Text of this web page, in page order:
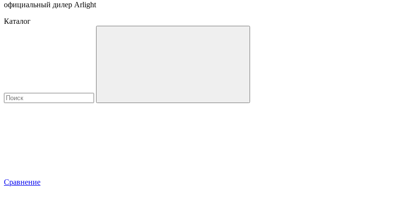
официальный дилер Arlight
Каталог
Сравнение